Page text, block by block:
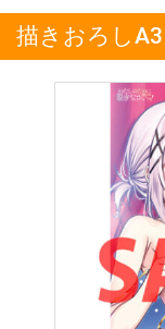
描きおろし